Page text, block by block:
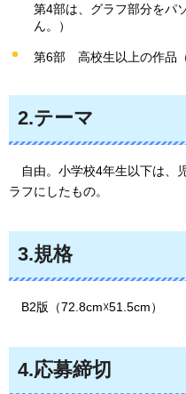
第4部は、グラフ部分をパ
ん。）
第6部 高校生以上の作品
2.テーマ
自由。小学校4年生以下は、
ラフにしたもの。
3.規格
B2版 （72.8cm☓51.5cm）
4.応募締切